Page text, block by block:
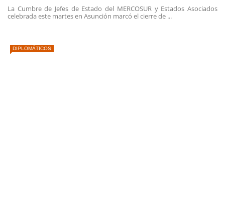
La Cumbre de Jefes de Estado del MERCOSUR y Estados Asociados
celebrada este martes en Asunción marcó el cierre de ...
DIPLOMÁTICOS